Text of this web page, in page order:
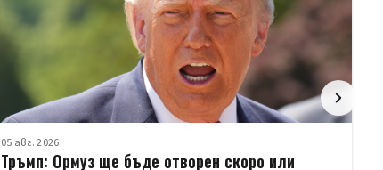
05 авг. 2026